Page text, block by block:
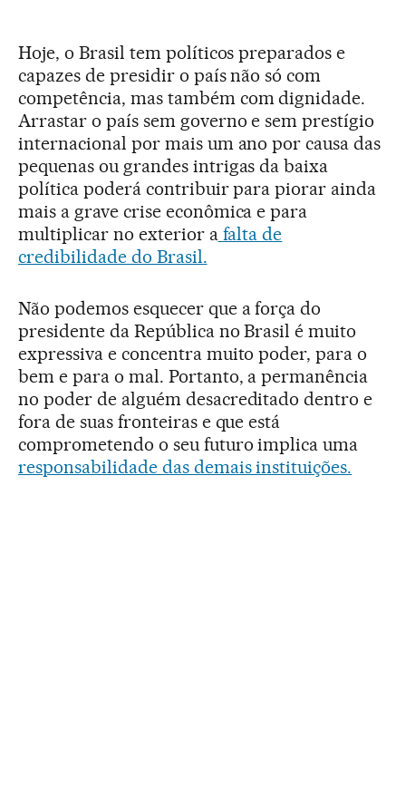
Hoje, o Brasil tem políticos preparados e
capazes de presidir o país não só com
competência, mas também com dignidade.
Arrastar o país sem governo e sem prestígio
internacional por mais um ano por causa das
pequenas ou grandes intrigas da baixa
política poderá contribuir para piorar ainda
mais a grave crise econômica e para
multiplicar no exterior afalta de
credibilidade do Brasil.
Não podemos esquecer que a força do
presidente da República no Brasil é muito
expressiva e concentra muito poder, para o
bem e para o mal. Portanto, a permanência
no poder de alguém desacreditado dentro e
fora de suas fronteiras e que está
comprometendo o seu futuro implica uma
responsabilidade das demais instituições.